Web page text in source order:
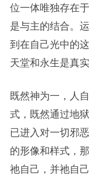
位一体唯独存在
是与主的结合。
到在自己光中的
天堂和永生是真实
既然神为一，人
式，既然通过地
已进入对一切邪
的形像和样式，
祂自己，并祂自